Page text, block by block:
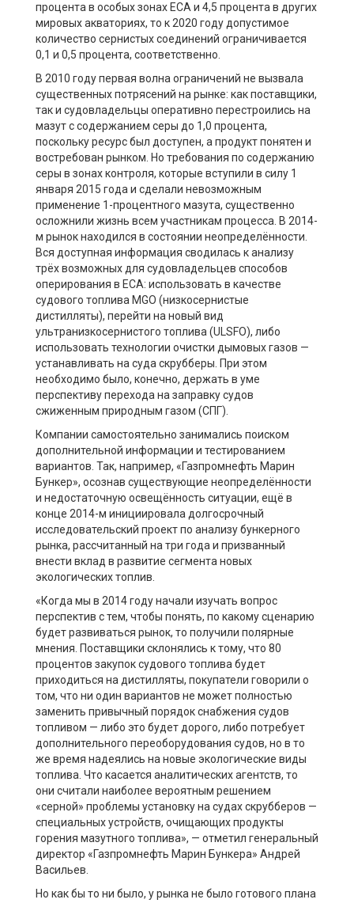
процента в особых зонах ECA и 4,5 процента в других
мировых акваториях, то к 2020 году допустимое
количество сернистых соединений ограничивается
0,1 и 0,5 процента, соответственно.
В 2010 году первая волна ограничений не вызвала
существенных потрясений на рынке: как поставщики,
так и судовладельцы оперативно перестроились на
мазут с содержанием серы до 1,0 процента,
поскольку ресурс был доступен, а продукт понятен и
востребован рынком. Но требования по содержанию
серы в зонах контроля, которые вступили в силу 1
января 2015 года и сделали невозможным
применение 1-процентного мазута, существенно
осложнили жизнь всем участникам процесса. В 2014-
м рынок находился в состоянии неопределённости.
Вся доступная информация сводилась к анализу
трёх возможных для судовладельцев способов
оперирования в ECA: использовать в качестве
судового топлива MGO (низкосернистые
дистилляты), перейти на новый вид
ультранизкосернистого топлива (ULSFO), либо
использовать технологии очистки дымовых газов —
устанавливать на суда скрубберы. При этом
необходимо было, конечно, держать в уме
перспективу перехода на заправку судов
сжиженным природным газом (СПГ).
Компании самостоятельно занимались поиском
дополнительной информации и тестированием
вариантов. Так, например, «Газпромнефть Марин
Бункер», осознав существующие неопределённости
и недостаточную освещённость ситуации, ещё в
конце 2014-м инициировала долгосрочный
исследовательский проект по анализу бункерного
рынка, рассчитанный на три года и призванный
внести вклад в развитие сегмента новых
экологических топлив.
«Когда мы в 2014 году начали изучать вопрос
перспектив с тем, чтобы понять, по какому сценарию
будет развиваться рынок, то получили полярные
мнения. Поставщики склонялись к тому, что 80
процентов закупок судового топлива будет
приходиться на дистилляты, покупатели говорили о
том, что ни один вариантов не может полностью
заменить привычный порядок снабжения судов
топливом — либо это будет дорого, либо потребует
дополнительного переоборудования судов, но в то
же время надеялись на новые экологические виды
топлива. Что касается аналитических агентств, то
они считали наиболее вероятным решением
«серной» проблемы установку на судах скрубберов —
специальных устройств, очищающих продукты
горения мазутного топлива», — отметил генеральный
директор «Газпромнефть Марин Бункера» Андрей
Васильев.
Но как бы то ни было, у рынка не было готового плана